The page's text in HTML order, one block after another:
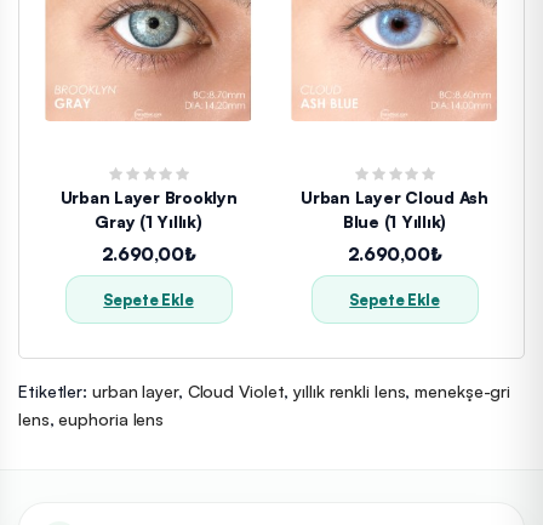
Urban Layer Brooklyn
Gray (1 Yıllık)
2.690,00₺
Sepete Ekle
Urban Layer Cloud Ash
Blue (1 Yıllık)
2.690,00₺
Sepete Ekle
Etiketler: urban layer, Cloud Violet,yıllık renkli lens,menekşe-gri
lens,euphoria lens